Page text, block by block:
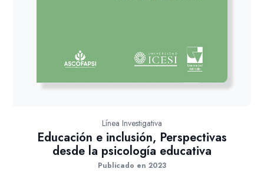
Línea Investigativa
Educación e inclusión, Perspectivas
desde la psicología educativa
Publicado en 2023